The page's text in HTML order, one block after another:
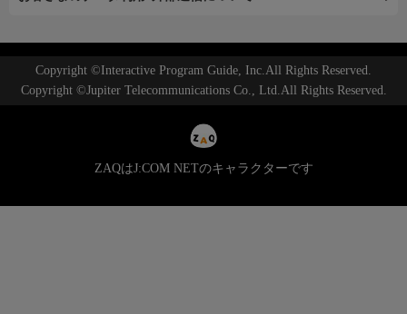
Copyright ©Interactive Program Guide, Inc.All Rights Reserved.
Copyright ©Jupiter Telecommunications Co., Ltd.All Rights Reserved.
ZAQはJ:COM NETのキャラクターです